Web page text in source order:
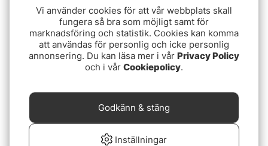
Umpqua Massacre Midge
Mccannel Brown
35 kr
Umpqua May Day PMD
39 kr
Vi använder cookies för att vår webbplats skall
fungera så bra som möjligt samt för
marknadsföring och statistik. Cookies kan komma
att användas för personlig och icke personlig
annonsering. Du kan läsa mer i vår Privacy Policy
och i vår Cookiepolicy.
Inställningar
Godkänn & stäng